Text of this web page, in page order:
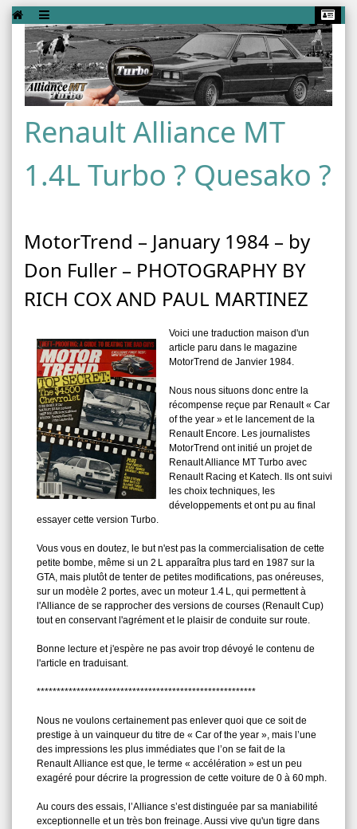
Renault Alliance MT
1.4L Turbo ? Quesako ?
MotorTrend – January 1984 – by
Don Fuller – PHOTOGRAPHY BY
RICH COX AND PAUL MARTINEZ
Voici une traduction maison d'un
article paru dans le magazine
MotorTrend de Janvier 1984.
Nous nous situons donc entre la
récompense reçue par Renault « Car
of the year » et le lancement de la
Renault Encore. Les journalistes
MotorTrend ont initié un projet de
Renault Alliance MT Turbo avec
Renault Racing et Katech. Ils ont suivi
les choix techniques, les
développements et ont pu au final
essayer cette version Turbo.
Vous vous en doutez, le but n'est pas la commercialisation de cette
petite bombe, même si un 2 L apparaîtra plus tard en 1987 sur la
GTA, mais plutôt de tenter de petites modifications, pas onéreuses,
sur un modèle 2 portes, avec un moteur 1.4 L, qui permettent à
l'Alliance de se rapprocher des versions de courses (Renault Cup)
tout en conservant l'agrément et le plaisir de conduite sur route.
Bonne lecture et j'espère ne pas avoir trop dévoyé le contenu de
l'article en traduisant.
*******************************************************
Nous ne voulons certainement pas enlever quoi que ce soit de
prestige à un vainqueur du titre de « Car of the year », mais l’une
des impressions les plus immédiates que l’on se fait de la
Renault Alliance est que, le terme « accélération » est un peu
exagéré pour décrire la progression de cette voiture de 0 à 60 mph.
Au cours des essais, l’Alliance s’est distinguée par sa maniabilité
exceptionnelle et un très bon freinage. Aussi vive qu'un tigre dans